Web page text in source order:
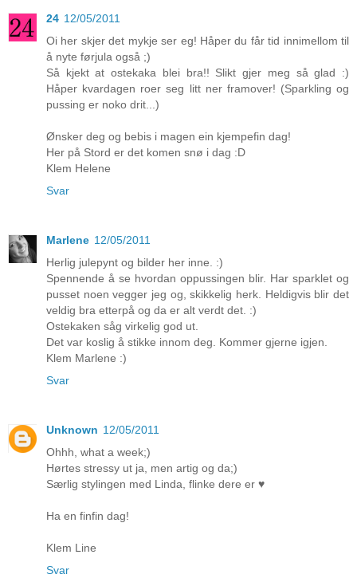
24 12/05/2011
Oi her skjer det mykje ser eg! Håper du får tid innimellom til
å nyte førjula også ;)
Så kjekt at ostekaka blei bra!! Slikt gjer meg så glad :)
Håper kvardagen roer seg litt ner framover! (Sparkling og
pussing er noko drit...)
Ønsker deg og bebis i magen ein kjempefin dag!
Her på Stord er det komen snø i dag :D
Klem Helene
Svar
Marlene 12/05/2011
Herlig julepynt og bilder her inne. :)
Spennende å se hvordan oppussingen blir. Har sparklet og
pusset noen vegger jeg og, skikkelig herk. Heldigvis blir det
veldig bra etterpå og da er alt verdt det. :)
Ostekaken såg virkelig god ut.
Det var koslig å stikke innom deg. Kommer gjerne igjen.
Klem Marlene :)
Svar
Unknown 12/05/2011
Ohhh, what a week;)
Hørtes stressy ut ja, men artig og da;)
Særlig stylingen med Linda, flinke dere er ♥
Ha en finfin dag!
Klem Line
Svar